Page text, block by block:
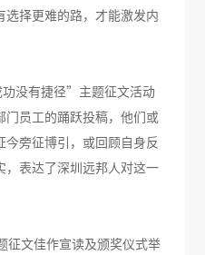
选择更难的路，才能激发内
没有捷径”主题征文活动
门员工的踊跃投稿，他们或
今旁征博引，或回顾自身反
，表达了深圳远邦人对这一
文佳作宣读及颁奖仪式举